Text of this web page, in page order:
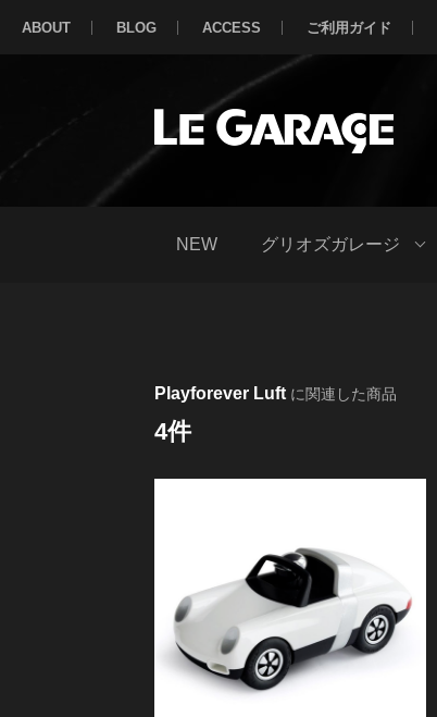
ABOUT BLOG ACCESS ご利用ガイド
NEW グリオズガレージ
Playforever Luft に関連した商品
4件